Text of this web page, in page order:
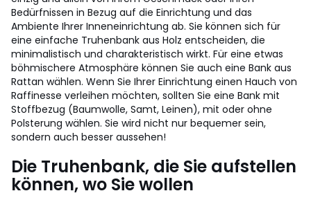
Bedürfnissen in Bezug auf die Einrichtung und das
Ambiente Ihrer Inneneinrichtung ab. Sie können sich für
eine einfache Truhenbank aus Holz entscheiden, die
minimalistisch und charakteristisch wirkt. Für eine etwas
böhmischere Atmosphäre können Sie auch eine Bank aus
Rattan wählen. Wenn Sie Ihrer Einrichtung einen Hauch von
Raffinesse verleihen möchten, sollten Sie eine Bank mit
Stoffbezug (Baumwolle, Samt, Leinen), mit oder ohne
Polsterung wählen. Sie wird nicht nur bequemer sein,
sondern auch besser aussehen!
Die Truhenbank, die Sie aufstellen
können, wo Sie wollen